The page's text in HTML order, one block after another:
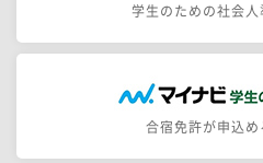
学生のための社会人
合宿免許が申込め